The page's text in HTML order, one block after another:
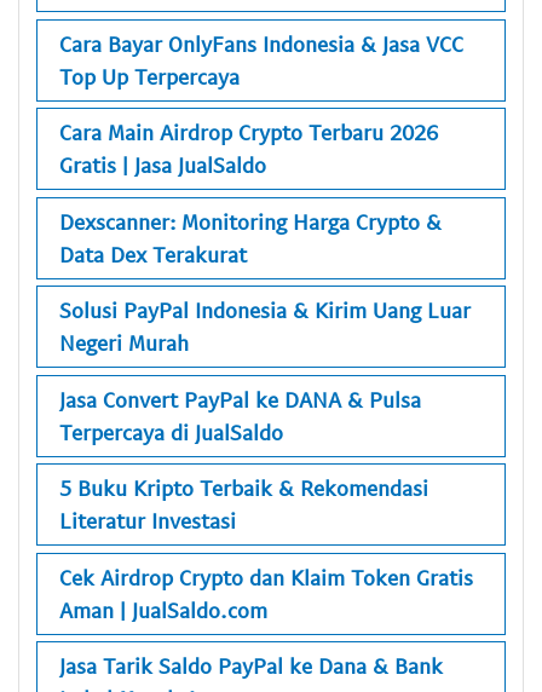
Cara Bayar OnlyFans Indonesia & Jasa VCC
Top Up Terpercaya
Cara Main Airdrop Crypto Terbaru 2026
Gratis | Jasa JualSaldo
Dexscanner: Monitoring Harga Crypto &
Data Dex Terakurat
Solusi PayPal Indonesia & Kirim Uang Luar
Negeri Murah
Jasa Convert PayPal ke DANA & Pulsa
Terpercaya di JualSaldo
5 Buku Kripto Terbaik & Rekomendasi
Literatur Investasi
Cek Airdrop Crypto dan Klaim Token Gratis
Aman | JualSaldo.com
Jasa Tarik Saldo PayPal ke Dana & Bank